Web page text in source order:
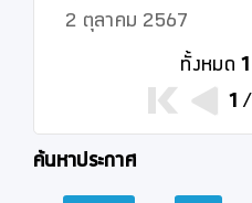
2 ตุลาคม 2567
ทั้งหมด1
1 /
ค้นหาประกาศ